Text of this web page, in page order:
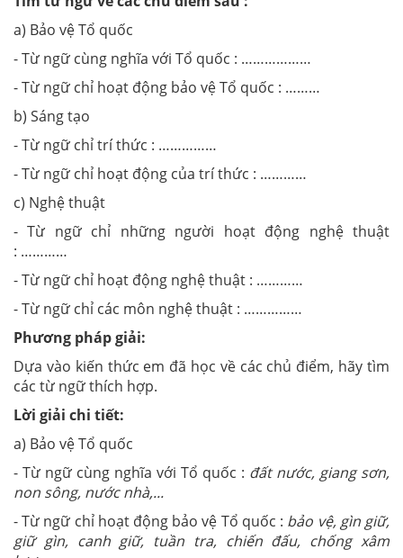
a) Bảo vệ Tổ quốc
- Từ ngữ cùng nghĩa với Tổ quốc : ………………
- Từ ngữ chỉ hoạt động bảo vệ Tổ quốc : ………
b) Sáng tạo
- Từ ngữ chỉ trí thức : ……………
- Từ ngữ chỉ hoạt động của trí thức : …………
c) Nghệ thuật
- Từ ngữ chỉ những người hoạt động nghệ thuật
: …………
- Từ ngữ chỉ hoạt động nghệ thuật : …………
- Từ ngữ chỉ các môn nghệ thuật : ……………
Phương pháp giải:
Dựa vào kiến thức em đã học về các chủ điểm, hãy tìm
các từ ngữ thích hợp.
Lời giải chi tiết:
a) Bảo vệ Tổ quốc
- Từ ngữ cùng nghĩa với Tổ quốc : đất nước, giang sơn,
non sông, nước nhà,...
- Từ ngữ chỉ hoạt động bảo vệ Tổ quốc : bảo vệ, gìn giữ,
giữ gìn, canh giữ, tuần tra, chiến đấu, chống xâm